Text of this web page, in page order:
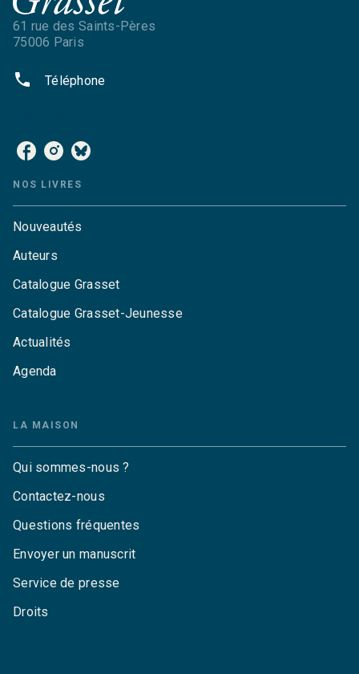
61 rue des Saints-Pères
75006 Paris
phone Téléphone
NOS LIVRES
Nouveautés
Auteurs
Catalogue Grasset
Catalogue Grasset-Jeunesse
Actualités
Agenda
LA MAISON
Qui sommes-nous ?
Contactez-nous
Questions fréquentes
Envoyer un manuscrit
Service de presse
Droits